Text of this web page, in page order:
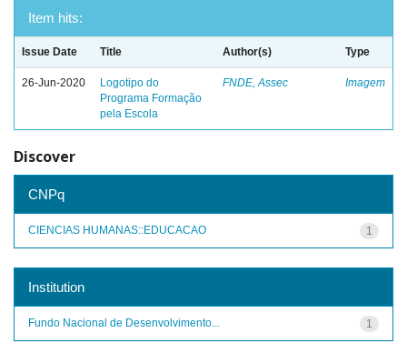
Item hits:
Issue Date Title Author(s) Type
26-Jun-2020
Logotipo do
Programa Formação
pela Escola
FNDE, Assec Imagem
Discover
CNPq
1
CIENCIAS HUMANAS::EDUCACAO
Institution
1
Fundo Nacional de Desenvolvimento...